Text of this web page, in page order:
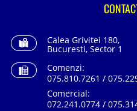
Calea Grivitei 180,
Bucuresti, Sector 1
Comenzi:
075.810.7261 /
Comercial:
072.241.0774 /